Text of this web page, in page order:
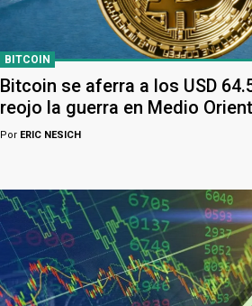
BITCOIN
Bitcoin se aferra a los USD
reojo la guerra en Medio
Por ERIC NESICH